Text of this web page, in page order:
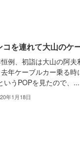
コを連れて大山のケ
例、初詣は大山の阿
年ケーブルカー乗る
いうPOPを見たので、...
年1月18日